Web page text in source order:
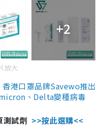
+2
放大
港口罩品牌Savewo推出
、Delta變種病毒
試劑 >>按此選購<<